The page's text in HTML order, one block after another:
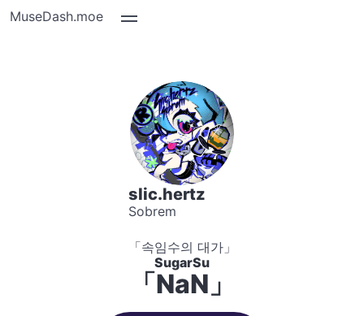
MuseDash.moe
slic.hertz
Sobrem
「속임수의 대가」
SugarSu
「NaN」